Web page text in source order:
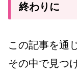
終わりに
この記事を通
その中で見つ